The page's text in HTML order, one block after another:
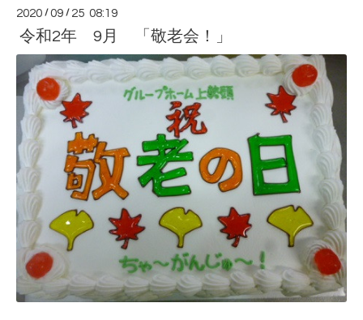
2020 /09 / 25 08:19
令和2年 9月 「敬老会！」